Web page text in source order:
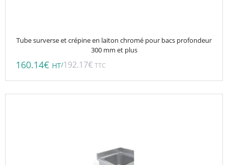
Tube surverse et crépine en laiton chromé pour bacs profondeur
300 mm et plus
160.14€ HT/192.17€ TTC